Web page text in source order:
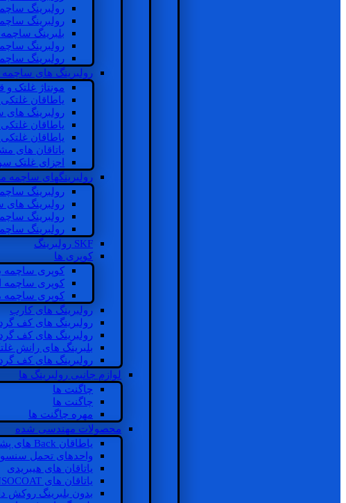
رولبرینگ
رولبرینگ
بلبرینگ
رولبرینگ
رولبرینگ
رولبرینگ های
مونتاژ غلتک
یاطاقان
رولبرینگ های
یاطاقان
یاطاقان
یاتاقان های
اجزای غلتک
رولبرینگهای
رولبرینگ
رولبرینگ
رولبرینگ
رولبرینگ
SKF رولبرینگ
کوپری ها
کوپری ساچمه
کوپری ساچمه
کوپری
رولبرینگ های کارب
رولبرینگ های کف
رولبرینگ های کف
بلبرینگ های رانش
رولبرینگ های کف
لوازم جانبی رولبرینگ ها
چاگنت ها
چاگنت ها
مهره چاگنت ها
محصولات مهندسی شده
یاطاقان Back های پشتی
واحدهای تحمل
یاتاقان های هیبریدی
یاتاقان های INSOCOAT
بدون بلبرینگ روکش